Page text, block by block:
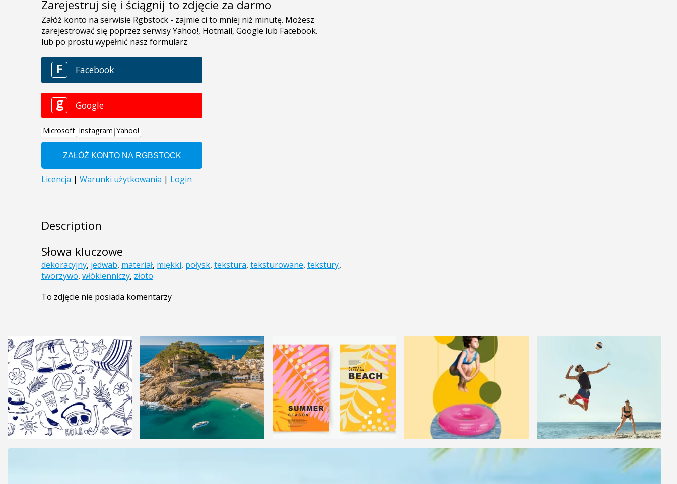
Zarejestruj się i ściągnij to zdjęcie za darmo
Description
Słowa kluczowe
dekoracyjny, jedwab, materiał, miękki, połysk, tekstura, teksturowane, tekstury,
tworzywo, włókienniczy, złoto
To zdjęcie nie posiada komentarzy